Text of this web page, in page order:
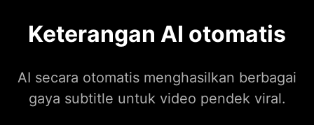
Keterangan AI otomatis
AI secara otomatis menghasilkan berbagai
gaya subtitle untuk video pendek viral.